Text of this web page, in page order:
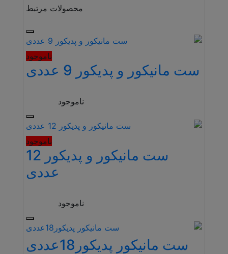
محصولات مرتبط
ناموجود
ست مانیکور و پدیکور 9 عددی
ناموجود
ناموجود
ست مانیکور و پدیکور 12
عددی
ناموجود
ست مانیکور پدیکور18عددی